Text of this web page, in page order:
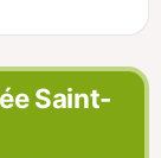
Saint-